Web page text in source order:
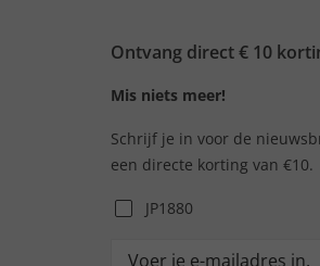
Ontvang direct € 10
Mis niets meer!
Schrijf je in voor de
een directe korting van €10.
JP1880